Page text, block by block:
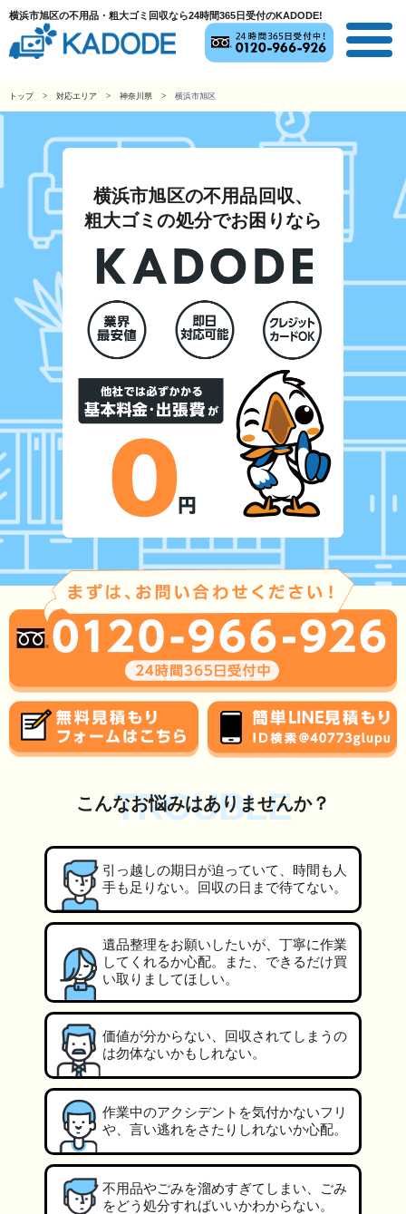
横浜市旭区の不用品・粗大ゴミ回収なら24時間365日受付のKADODE!
トップ 対応エリア 神奈川県 横浜市旭区
横浜市旭区の不用品回収、
粗大ゴミの処分でお困りなら
TROUBLE
こんなお悩みはありませんか？
引っ越しの期日が迫っていて、時間も人
手も足りない。回収の日まで待てない。
遺品整理をお願いしたいが、丁寧に作業
してくれるか心配。また、できるだけ買
い取りましてほしい。
価値が分からない、回収されてしまうの
は勿体ないかもしれない。
作業中のアクシデントを気付かないフリ
や、言い逃れをさたりしれないか心配。
不用品やごみを溜めすぎてしまい、ごみ
をどう処分すればいいかわからない。